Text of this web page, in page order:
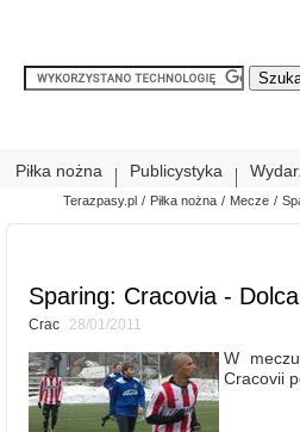
Piłka nożna Publicystyka
Terazpasy.pl / Piłka nożna / Mecze /
Sparing: Cracovia -
Crac 28/01/2011
W
Cracovii